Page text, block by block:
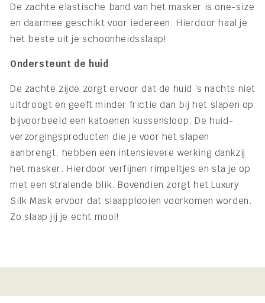
De zachte elastische band van het masker is one-size
en daarmee geschikt voor iedereen. Hierdoor haal je
het beste uit je schoonheidsslaap!
Ondersteunt de huid
De zachte zijde zorgt ervoor dat de huid ’s nachts niet
uitdroogt en geeft minder frictie dan bij het slapen op
bijvoorbeeld een katoenen kussensloop. De huid-
verzorgingsproducten die je voor het slapen
aanbrengt, hebben een intensievere werking dankzij
het masker. Hierdoor verfijnen rimpeltjes en sta je op
met een stralende blik. Bovendien zorgt het Luxury
Silk Mask ervoor dat slaapplooien voorkomen worden.
Zo slaap jij je echt mooi!